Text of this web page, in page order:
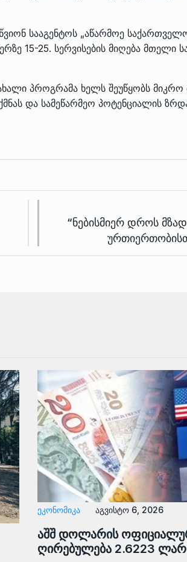
სააგენტოს „აწარმოე
15-25. სერვისების მიღება მთელი
პროგრამა ხელს შეუწყობს მიკრო
და სამეწარმეო პოტენციალის
“ნებისმიერ დროს
ᲔᲙᲝᲜᲝᲛᲘᲙᲐ აგვისტო 6, 2026
აშშ დოლარის
ღირებულება 2.6223